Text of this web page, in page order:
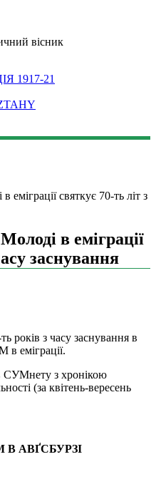
вісник
1917-21
еміграції святкує 70-ть літ з
в еміграції
заснування
років з часу заснування в
в еміграції.
СУМнету з хронікою
(за квітень-вересень
В АВҐСБУРЗІ